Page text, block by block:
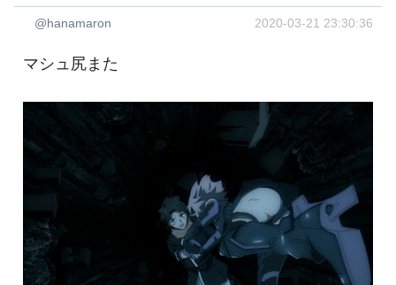
@hanamaron 2020-03-21 23:30:36
マシュ尻また